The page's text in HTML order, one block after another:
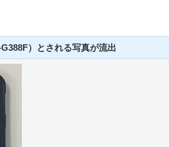
）とされる写真が流出